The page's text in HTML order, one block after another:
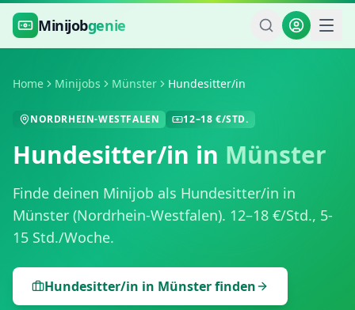
Zum Hauptinhalt springen
Minijobgenie
Home Minijobs Münster Hundesitter/in
NORDRHEIN-WESTFALEN 12–18 €/STD.
Hundesitter/in in Münster
Finde deinen Minijob als Hundesitter/in in
Münster (Nordrhein-Westfalen). 12–18 €/Std., 5-
15 Std./Woche.
Hundesitter/in in Münsterfinden